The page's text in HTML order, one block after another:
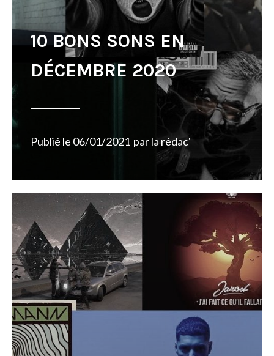
10 BONS SONS EN
DÉCEMBRE 2020
Publié le 06/01/2021 parla rédac'